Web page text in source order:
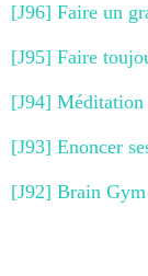
[J96] Faire un
[J95] Faire
[J94] Méditation
[J93] Enoncer
[J92] Brain